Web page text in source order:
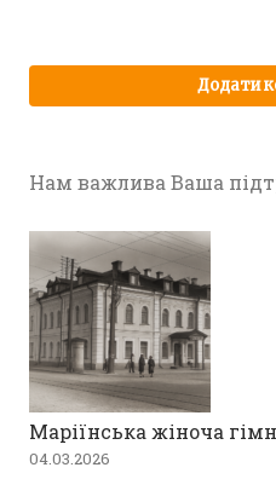
Нам важлива Ваша
Маріїнська жіноча
04.03.2026